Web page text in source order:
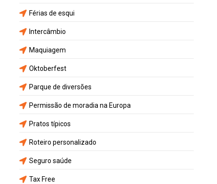
Férias de esqui
Intercâmbio
Maquiagem
Oktoberfest
Parque de diversões
Permissão de moradia na Europa
Pratos típicos
Roteiro personalizado
Seguro saúde
Tax Free